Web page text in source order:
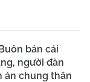
bán cái
người đàn
án chung thân